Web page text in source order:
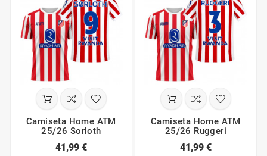
Camiseta Home ATM
25/26 Sorloth
41,99 €
Camiseta Home ATM
25/26 Ruggeri
41,99 €